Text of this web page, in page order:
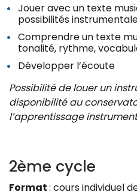
Jouer avec un texte
possibilités
Comprendre un texte
tonalité, rythme,
Développer l’écoute
Possibilité de louer un
disponibilité au
l’apprentissage
2ème cycle
Format: cours individuel